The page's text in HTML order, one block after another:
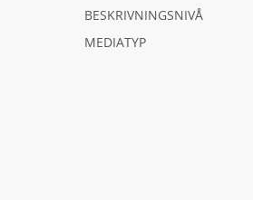
beskrivningsnivå
mediatyp